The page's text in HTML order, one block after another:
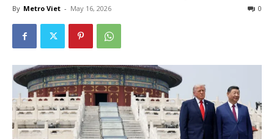
By Metro Viet - May 16, 2026 0